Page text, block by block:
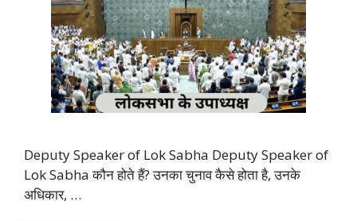
Deputy Speaker of Lok Sabha Deputy Speaker of
Lok Sabha कौन होते हैं? उनका चुनाव कैसे होता है, उनके
अधिकार, …